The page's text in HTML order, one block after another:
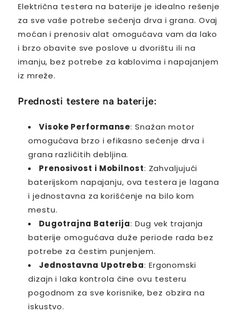
Električna testera na baterije je idealno rešenje
za sve vaše potrebe sečenja drva i grana. Ovaj
moćan i prenosiv alat omogućava vam da lako
i brzo obavite sve poslove u dvorištu ili na
imanju, bez potrebe za kablovima i napajanjem
iz mreže.
Prednosti testere na baterije:
Visoke Performanse: Snažan motor
omogućava brzo i efikasno sečenje drva i
grana različitih debljina.
Prenosivost i Mobilnost: Zahvaljujući
baterijskom napajanju, ova testera je lagana
i jednostavna za korišćenje na bilo kom
mestu.
Dugotrajna Baterija: Dug vek trajanja
baterije omogućava duže periode rada bez
potrebe za čestim punjenjem.
Jednostavna Upotreba: Ergonomski
dizajn i laka kontrola čine ovu testeru
pogodnom za sve korisnike, bez obzira na
iskustvo.